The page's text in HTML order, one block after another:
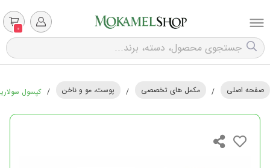
0
صفحه اصلی / مکمل های تخصصی / پوست، مو و ناخن / کپسول